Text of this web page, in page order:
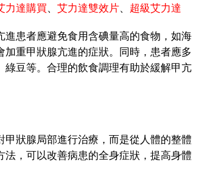
力達購買、 艾力達雙效片、 超級艾力達
患者應避免食用含碘量高的食物，如海
重甲狀腺亢進的症狀。同時，患者應多
豆等。合理的飲食調理有助於緩解甲亢
狀腺局部進行治療，而是從人體的整體
，可以改善病患的全身症狀，提高身體